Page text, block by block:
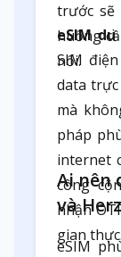
trước
huống
nối.
eSIM
SIM
data
mà
pháp
internet
công
nhận
gian thực.
Ai nên
và
eSIM